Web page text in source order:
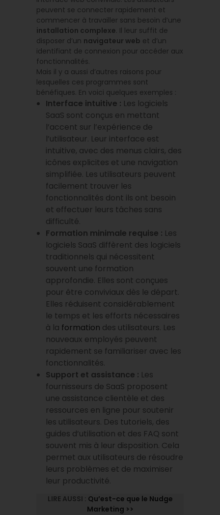
peuvent se connecter rapidement et
commencer à travailler sans besoin d’une
installation complexe. Il leur suffit de
disposer d’un navigateur web et d’un
identifiant de connexion pour accéder aux
fonctionnalités.
Mais il y a aussi d’autres raisons pour
lesquelles ces programmes sont
bénéfiques. En voici quelques exemples :
Interface intuitive : Les logiciels
SaaS sont conçus en mettant
l’accent sur l’expérience de
l’utilisateur. Leur interface est
intuitive, avec des menus clairs, des
icônes explicites et une navigation
simplifiée. Les utilisateurs peuvent
facilement trouver les
fonctionnalités dont ils ont besoin
et effectuer leurs tâches sans
difficulté.
Formation minimale requise : Les
logiciels SaaS diffèrent des logiciels
traditionnels qui nécessitent
souvent une formation
approfondie. Elles sont conçues
pour être conviviaux dès le départ.
Elles réduisent considérablement
le temps et les efforts nécessaires
à la formation des utilisateurs. Les
nouveaux employés peuvent
rapidement se familiariser avec les
fonctionnalités.
Support et assistance : Les
fournisseurs de SaaS proposent
une assistance clientèle et des
ressources en ligne pour soutenir
les utilisateurs. Des tutoriels, des
guides d’utilisation et des FAQ sont
souvent mis à leur disposition. Cela
permet aux utilisateurs de résoudre
leurs problèmes et de maximiser
leur productivité.
LIRE AUSSI : Qu’est-ce que le Nudge
Marketing >>